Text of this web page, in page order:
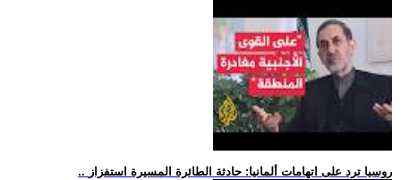
.. روسيا ترد على اتهامات ألمانيا: حادثة الطائرة المسيرة استفزاز